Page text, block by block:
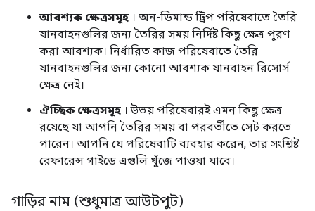
আবশ্যক ক্ষেত্রসমূহ । অন-ডিমান্ড ট্রিপ পরিষেবাতে তৈরি
যানবাহনগুলির জন্য তৈরির সময় নির্দিষ্ট কিছু ক্ষেত্র পূরণ
করা আবশ্যক। নির্ধারিত কাজ পরিষেবাতে তৈরি
যানবাহনগুলির জন্য কোনো আবশ্যক যানবাহন রিসোর্স
ক্ষেত্র নেই।
ঐচ্ছিক ক্ষেত্রসমূহ । উভয় পরিষেবারই এমন কিছু ক্ষেত্র
রয়েছে যা আপনি তৈরির সময় বা পরবর্তীতে সেট করতে
পারেন। আপনি যে পরিষেবাটি ব্যবহার করেন, তার সংশ্লিষ্ট
রেফারেন্স গাইডে এগুলি খুঁজে পাওয়া যাবে।
গাড়ির নাম (শুধুমাত্র আউটপুট)